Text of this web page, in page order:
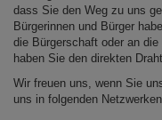
dass Sie den Weg zu uns
Bürgerinnen und Bürger
die Bürgerschaft oder an
haben Sie den direkten
Wir freuen uns, wenn Sie
uns in folgenden